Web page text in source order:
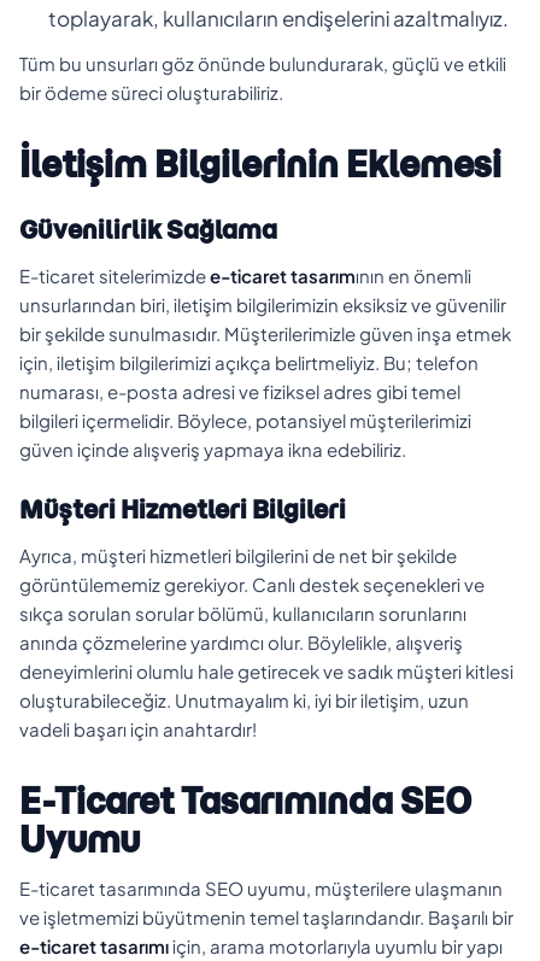
toplayarak, kullanıcıların endişelerini azaltmalıyız.
Tüm bu unsurları göz önünde bulundurarak, güçlü ve etkili
bir ödeme süreci oluşturabiliriz.
İletişim Bilgilerinin Eklemesi
Güvenilirlik Sağlama
E-ticaret sitelerimizdee-ticaret tasarımının en önemli
unsurlarından biri, iletişim bilgilerimizin eksiksiz ve güvenilir
bir şekilde sunulmasıdır. Müşterilerimizle güven inşa etmek
için, iletişim bilgilerimizi açıkça belirtmeliyiz. Bu; telefon
numarası, e-posta adresi ve fiziksel adres gibi temel
bilgileri içermelidir. Böylece, potansiyel müşterilerimizi
güven içinde alışveriş yapmaya ikna edebiliriz.
Müşteri Hizmetleri Bilgileri
Ayrıca, müşteri hizmetleri bilgilerini de net bir şekilde
görüntülememiz gerekiyor. Canlı destek seçenekleri ve
sıkça sorulan sorular bölümü, kullanıcıların sorunlarını
anında çözmelerine yardımcı olur. Böylelikle, alışveriş
deneyimlerini olumlu hale getirecek ve sadık müşteri kitlesi
oluşturabileceğiz. Unutmayalım ki, iyi bir iletişim, uzun
vadeli başarı için anahtardır!
E-Ticaret Tasarımında SEO
Uyumu
E-ticaret tasarımında SEO uyumu, müşterilere ulaşmanın
ve işletmemizi büyütmenin temel taşlarındandır. Başarılı bir
e-ticaret tasarımıiçin, arama motorlarıyla uyumlu bir yapı